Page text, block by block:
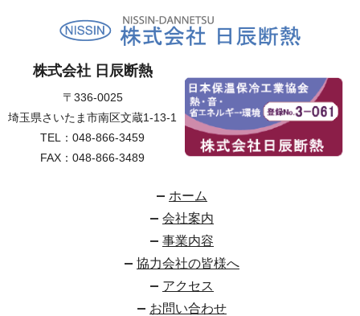
株式会社 日辰断熱
〒336-0025
埼玉県さいたま市南区文蔵1-13-1
TEL： 048-866-3459
FAX：048-866-3489
ホーム
会社案内
事業内容
協力会社の皆様へ
アクセス
お問い合わせ